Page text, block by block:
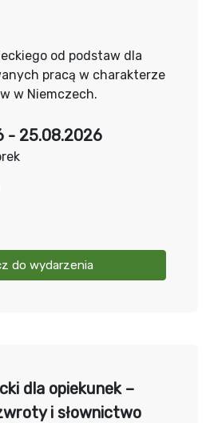
- 25.08.2026
do wydarzenia
od podstaw dla
pracą w charakterze
w Niemczech.
dla opiekunek –
i słownictwo